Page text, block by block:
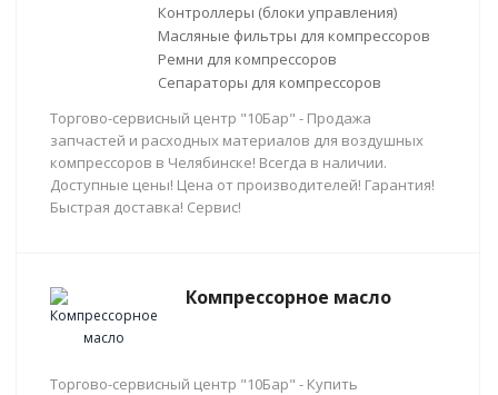
Контроллеры (блоки управления)
Масляные фильтры для компрессоров
Ремни для компрессоров
Сепараторы для компрессоров
Торгово-сервисный центр "10Бар" - Продажа
запчастей и расходных материалов для воздушных
компрессоров в Челябинске! Всегда в наличии.
Доступные цены! Цена от производителей! Гарантия!
Быстрая доставка! Сервис!
Компрессорное масло
Торгово-сервисный центр "10Бар" - Купить